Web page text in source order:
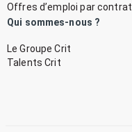
Offres d’emploi par contrat
Qui sommes-nous ?
Le Groupe Crit
Talents Crit